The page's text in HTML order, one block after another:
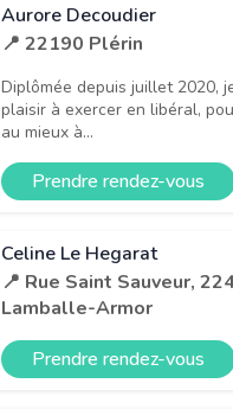
Aurore Decoudier
📍 22190 Plérin
Diplômée depuis juillet 2020,
plaisir à exercer en libéral,
au mieux à...
Prendre rendez-vous
Celine Le Hegarat
📍 Rue Saint Sauveur,
Lamballe-Armor
Prendre rendez-vous